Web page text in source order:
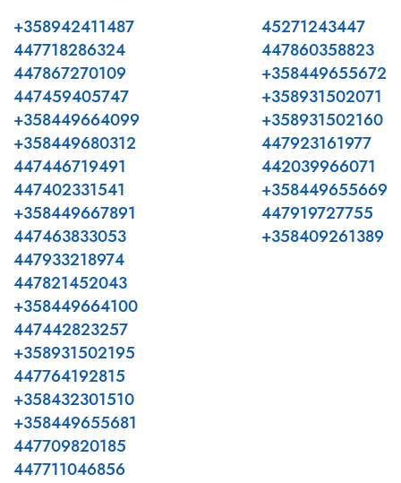
+358942411487
447718286324
447867270109
447459405747
+358449664099
+358449680312
447446719491
447402331541
+358449667891
447463833053
45271243447
447860358823
+358449655672
+358931502071
+358931502160
447923161977
442039966071
+358449655669
447919727755
+358409261389
447933218974
447821452043
+358449664100
447442823257
+358931502195
447764192815
+358432301510
+358449655681
447709820185
447711046856